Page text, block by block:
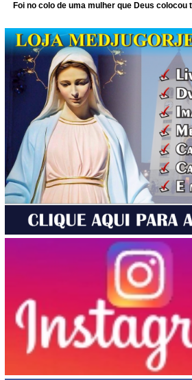
Foi no colo de uma mulher que Deus colocou